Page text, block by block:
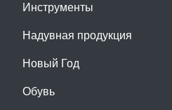
Инструменты
Надувная продукция
Новый Год
Обувь